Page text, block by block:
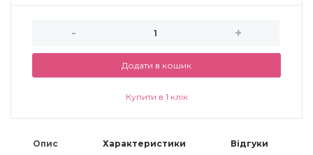
- +
Додати в кошик
Купити в 1 клік
Опис Характеристики Відгуки